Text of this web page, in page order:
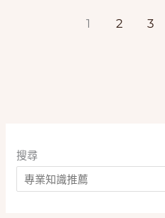
凍
乾
與
1 2 3
搜尋